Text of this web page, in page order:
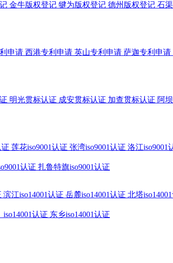
金牛版权登记 犍为版权登记 德州版权登记 石
申请 西港专利申请 英山专利申请 萨迦专利申请
明光贯标认证 成安贯标认证 加查贯标认证 阿
证 莲花iso9001认证 张湾iso9001认证 洛江iso9001
认证 扎鲁特旗iso9001认证
滨江iso14001认证 岳麓iso14001认证 北塔
认证 东乡iso14001认证